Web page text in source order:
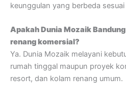
keunggulan yang berbeda
Apakah Dunia Mozaik
renang komersial?
Ya. Dunia Mozaik melayani
rumah tinggal maupun proyek
resort, dan kolam renang umum.